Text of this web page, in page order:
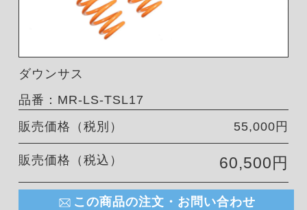
ダウンサス
品番：MR-LS-TSL17
販売価格（税別）
55,000円
販売価格（税込） 60,500円
この商品の注文・お問い合わせ